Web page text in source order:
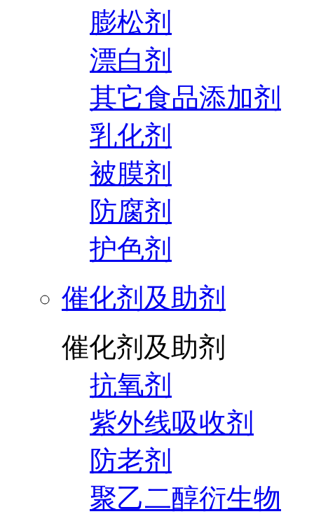
膨松剂
漂白剂
其它食品添加剂
乳化剂
被膜剂
防腐剂
护色剂
催化剂及助剂
催化剂及助剂
抗氧剂
紫外线吸收剂
防老剂
聚乙二醇衍生物